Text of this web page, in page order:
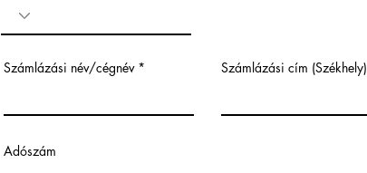
Számlázási név/cégnév Számlázási cím (Székhely)
Adószám